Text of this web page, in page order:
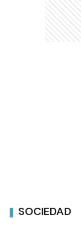
SOCIEDAD